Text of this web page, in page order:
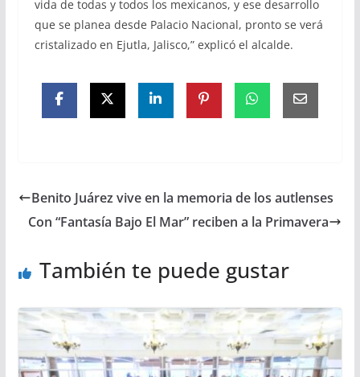
vida de todas y todos los mexicanos, y ese desarrollo
que se planea desde Palacio Nacional, pronto se verá
cristalizado en Ejutla, Jalisco,” explicó el alcalde.
Benito Juárez vive en la memoria de los autlenses
Con “Fantasía Bajo El Mar” reciben a la Primavera
También te puede gustar